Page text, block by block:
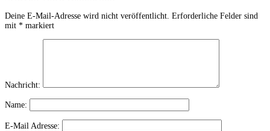
Deine E-Mail-Adresse wird nicht veröffentlicht. Erforderliche Felder sind
mit * markiert
Nachricht:
Name:
E-Mail Adresse: